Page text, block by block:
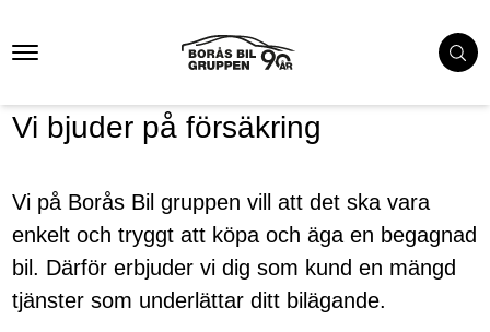
Vi bjuder på försäkring
Vi på Borås Bil gruppen vill att det ska vara
enkelt och tryggt att köpa och äga en begagnad
bil. Därför erbjuder vi dig som kund en mängd
tjänster som underlättar ditt bilägande.